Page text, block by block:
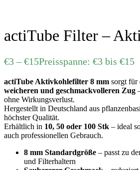
actiTube Filter –
€3 –€15Preisspanne: €3 bis €15
actiTube Aktivkohlefilter 8 mm sorgt für
weicheren und geschmackvolleren Zug
ohne Wirkungsverlust.
Hergestellt in Deutschland aus
höchster Qualität.
Erhältlich in 10, 50 oder 100 Stk – ideal
auch professionellen Gebrauch.
8 mm Standardgröße – passt zu
und Filterhaltern